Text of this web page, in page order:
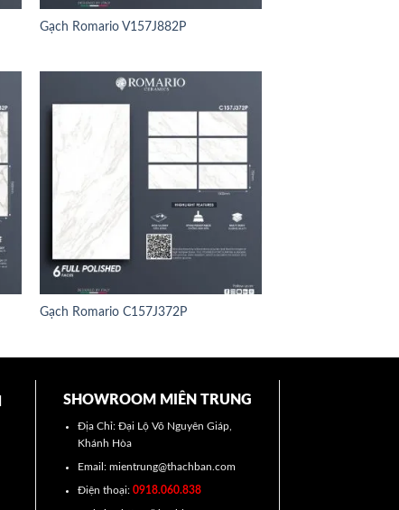
Gạch Romario V157J882P
Gạch Romario C157J372P
SHOWROOM MIÊN TRUNG
Địa Chỉ: Đại Lộ Võ Nguyên Giáp,
Khánh Hòa
Email: mientrung@thachban.com
Điện thoại: 0918.060.838